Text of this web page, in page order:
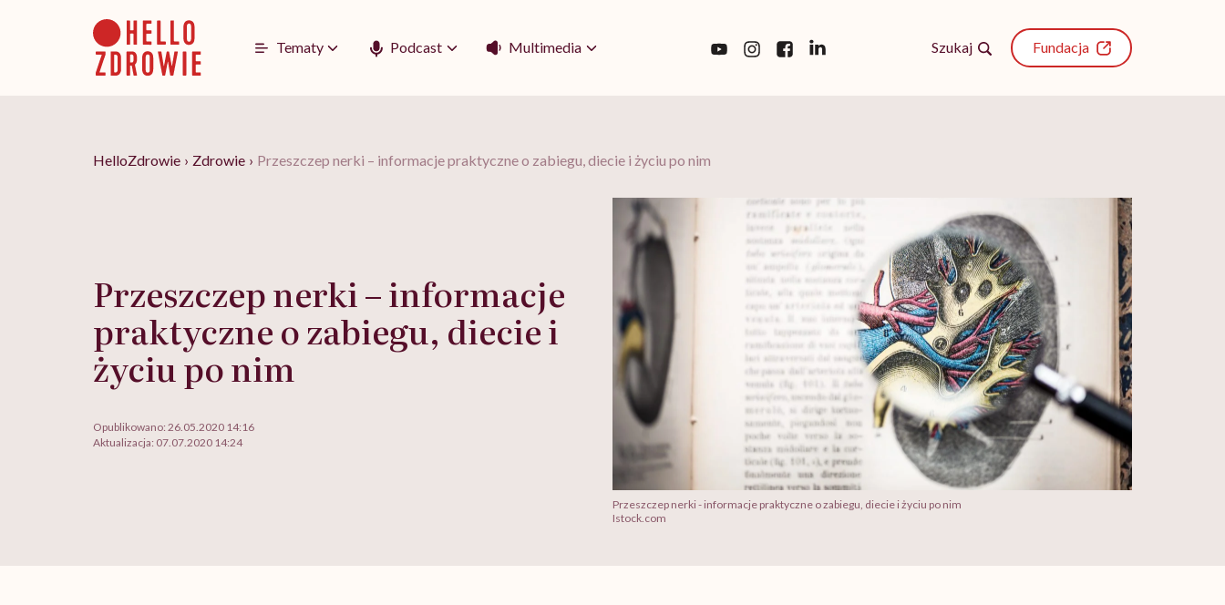
Tematy Podcast Multimedia Szukaj Fundacja
HelloZdrowie › Zdrowie › Przeszczep nerki – informacje praktyczne o zabiegu, diecie i życiu po nim
Przeszczep nerki – informacje
praktyczne o zabiegu, diecie i
życiu po nim
Opublikowano: 26.05.2020 14:16
Aktualizacja: 07.07.2020 14:24
Przeszczep nerki - informacje praktyczne o zabiegu, diecie i życiu po nim
Istock.com